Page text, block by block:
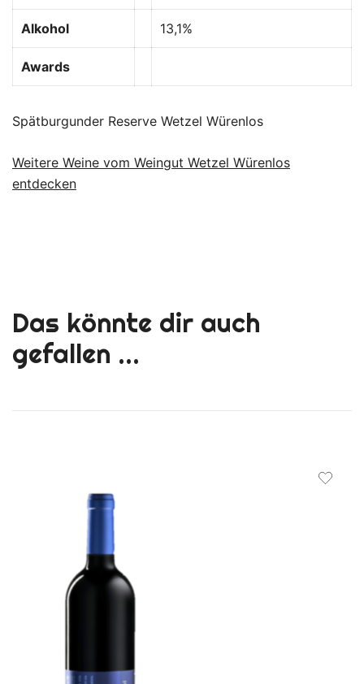
Alkohol 13,1%
Awards
Spätburgunder Reserve Wetzel Würenlos
Weitere Weine vom Weingut Wetzel Würenlos
entdecken
Das könnte dir auch
gefallen …